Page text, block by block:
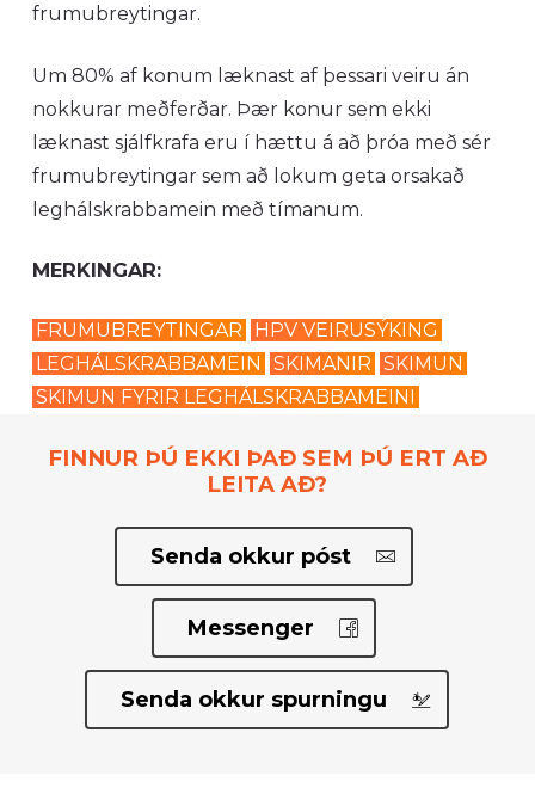
frumubreytingar.
Um 80% af konum læknast af þessari veiru án
nokkurar meðferðar. Þær konur sem ekki
læknast sjálfkrafa eru í hættu á að þróa með sér
frumubreytingar sem að lokum geta orsakað
leghálskrabbamein með tímanum.
MERKINGAR:
FRUMUBREYTINGAR
HPV VEIRUSÝKING
LEGHÁLSKRABBAMEIN
SKIMANIR SKIMUN
SKIMUN FYRIR LEGHÁLSKRABBAMEINI
FINNUR ÞÚ EKKI ÞAÐ SEM ÞÚ ERT AÐ
LEITA AÐ?
Senda okkur póst
Messenger
Senda okkur spurningu